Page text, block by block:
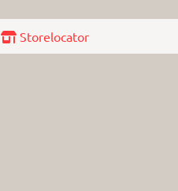
 Storelocator